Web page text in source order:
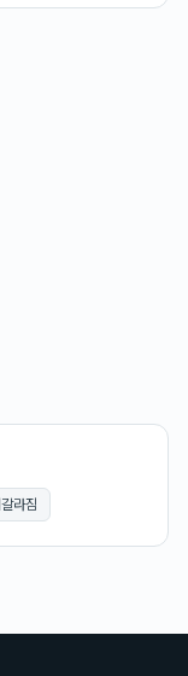
라짐